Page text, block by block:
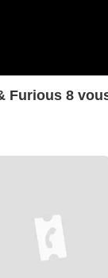
Furious 8